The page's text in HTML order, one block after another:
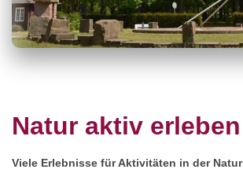
Natur aktiv erleben
Viele Erlebnisse für Aktivitäten in der Natur